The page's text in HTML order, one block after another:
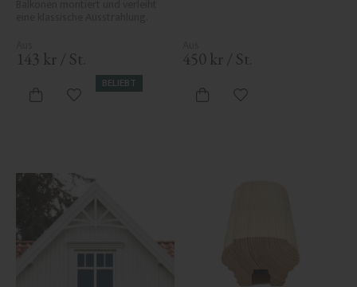
143 kr / St.
BELIEBT
Zu Favoriten hinzufügen
450 kr / St.
Zu Favoriten